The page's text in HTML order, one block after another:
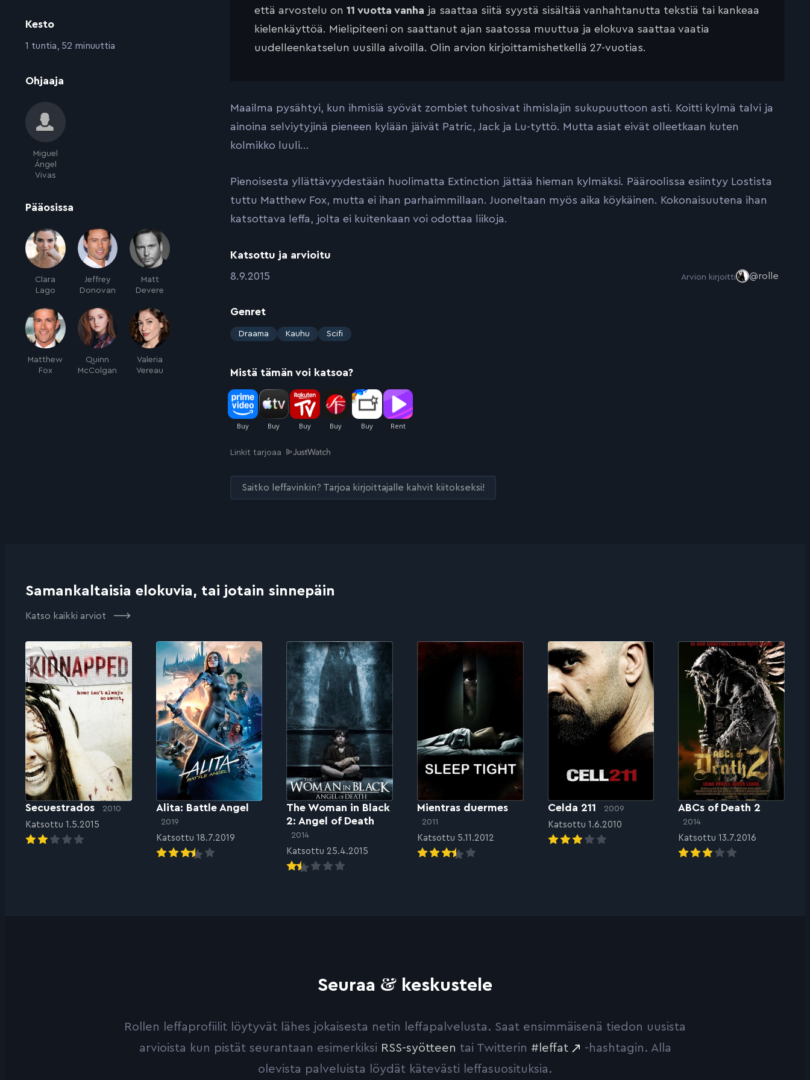
Kesto
:1 tuntia, 52 minuuttia
Ohjaaja
Miguel
Ángel
Vivas
Pääosissa
Clara
Lago
Jeffrey
Donovan
Matt
Devere
Matthew
Fox
Quinn
McColgan
Valeria
Vereau
että arvostelu on 11 vuotta vanha ja saattaa siitä syystä sisältää vanhahtanutta tekstiä tai kankeaa
kielenkäyttöä. Mielipiteeni on saattanut ajan saatossa muuttua ja elokuva saattaa vaatia
uudelleenkatselun uusilla aivoilla. Olin arvion kirjoittamishetkellä 27-vuotias.
Maailma pysähtyi, kun ihmisiä syövät zombiet tuhosivat ihmislajin sukupuuttoon asti. Koitti kylmä talvi ja
ainoina selviytyjinä pieneen kylään jäivät Patric, Jack ja Lu-tyttö. Mutta asiat eivät olleetkaan kuten
kolmikko luuli…
Pienoisesta yllättävyydestään huolimatta Extinction jättää hieman kylmäksi. Pääroolissa esiintyy Lostista
tuttu Matthew Fox, mutta ei ihan parhaimmillaan. Juoneltaan myös aika köykäinen. Kokonaisuutena ihan
katsottava leffa, jolta ei kuitenkaan voi odottaa liikoja.
Katsottu ja arvioitu
:8.9.2015 Arvion kirjoitti @rolle
Genret
:
Draama Kauhu Scifi
Mistä tämän voi katsoa?
Linkit tarjoaa
Saitko leffavinkin? Tarjoa kirjoittajalle kahvit kiitokseksi!
Samankaltaisia elokuvia, tai jotain sinnepäin
Katso kaikki arviot
Secuestrados 2010
Katsottu 1.5.2015
Alita: Battle Angel
2019
Katsottu 18.7.2019
The Woman in Black
2: Angel of Death
2014
Katsottu 25.4.2015
Mientras duermes
2011
Katsottu 5.11.2012
Celda 211 2009
Katsottu 1.6.2010
ABCs of Death 2
2014
Katsottu 13.7.2016
Seuraa & keskustele
Rollen leffaprofiilit löytyvät lähes jokaisesta netin leffapalvelusta. Saat ensimmäisenä tiedon uusista
arvioista kun pistät seurantaan esimerkiksi RSS-syötteen tai Twitterin #leffat
-hashtagin. Alla
olevista palveluista löydät kätevästi leffasuosituksia.